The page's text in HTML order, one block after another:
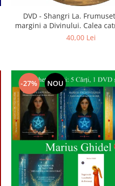
DVD - Shangri La.
margini a Divinului. Calea
40,00 Lei
-27% NOU